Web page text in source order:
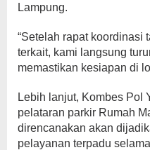
Lampung.
“Setelah rapat koordinasi
terkait, kami langsung
memastikan kesiapan di
Lebih lanjut, Kombes Pol
pelataran parkir Rumah
direncanakan akan
pelayanan terpadu